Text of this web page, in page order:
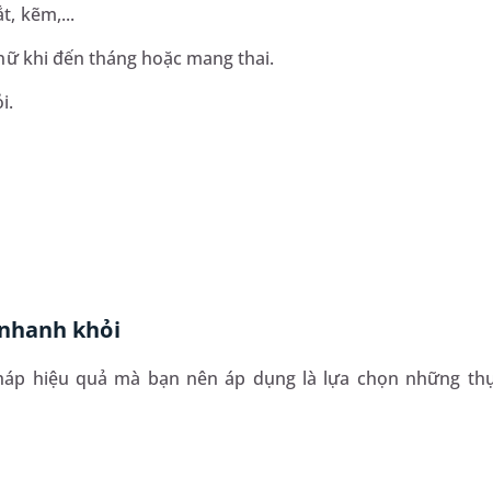
kẽm,...
khi đến tháng hoặc mang thai.
khỏi
hiệu quả mà bạn nên áp dụng là lựa chọn những